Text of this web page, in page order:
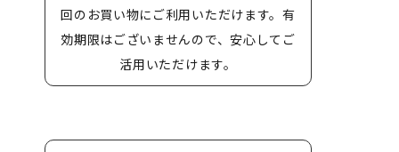
回のお買い物にご利用いただけます。有
効期限はございませんので、安心してご
活用いただけます。